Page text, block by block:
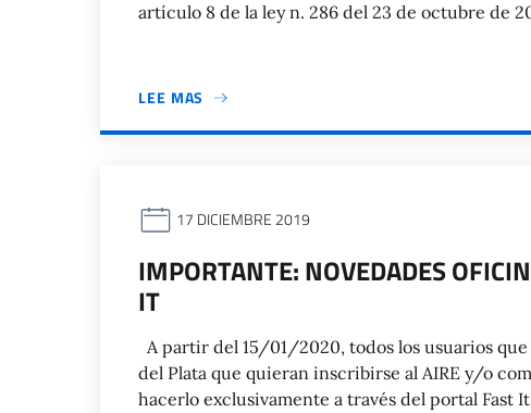
artículo 8 de la ley n. 286 del 23 de octubre de
LEE MAS
17 DICIEMBRE 2019
IMPORTANTE: NOVEDADES
IT
A partir del 15/01/2020, todos los usuarios
del Plata que quieran inscribirse al AIRE y/o
hacerlo exclusivamente a través del portal Fast